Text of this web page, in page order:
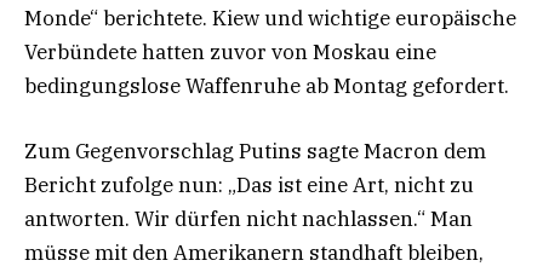
Monde“ berichtete. Kiew und wichtige europäische
Verbündete hatten zuvor von Moskau eine
bedingungslose Waffenruhe ab Montag gefordert.
Zum Gegenvorschlag Putins sagte Macron dem
Bericht zufolge nun: „Das ist eine Art, nicht zu
antworten. Wir dürfen nicht nachlassen.“ Man
müsse mit den Amerikanern standhaft bleiben,